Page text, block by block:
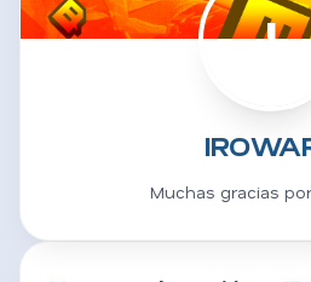
I
Muchas gracias